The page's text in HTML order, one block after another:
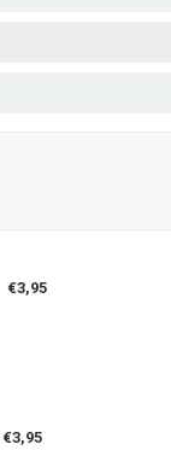
€3,95
€3,95